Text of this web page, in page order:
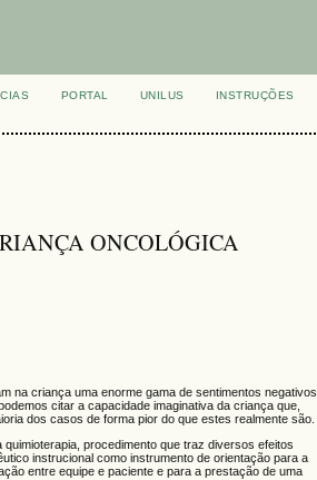
PORTAL UNILUS
INSTRUÇÕES
ONCOLÓGICA
na criança uma enorme gama de sentimentos negativos
citar a capacidade imaginativa da criança que,
dos casos de forma pior do que estes realmente são.
procedimento que traz diversos efeitos
instrucional como instrumento de orientação para a
entre equipe e paciente e para a prestação de uma